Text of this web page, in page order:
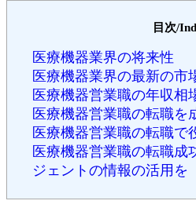
目次/
医療機器業界の将来性
医療機器業界の最新の市
医療機器営業職の年収相
医療機器営業職の転職を
医療機器営業職の転職で
医療機器営業職の転職成
ジェントの情報の活用を